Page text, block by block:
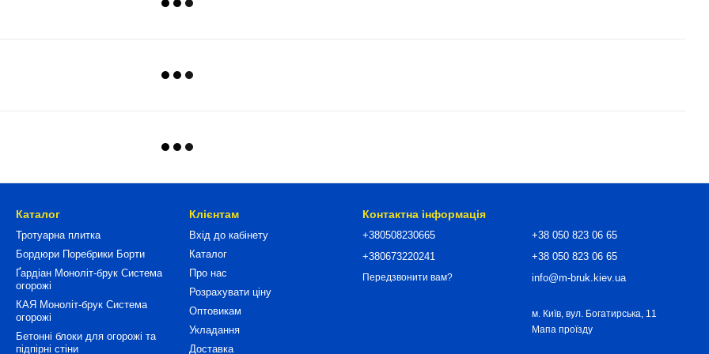
Каталог
Тротуарна плитка
Бордюри Поребрики Борти
Ґардіан Моноліт-брук Система
огорожі
КАЯ Моноліт-брук Система
огорожі
Бетонні блоки для огорожі та
підпірні стіни
Клієнтам
Вхід до кабінету
Каталог
Про нас
Розрахувати ціну
Оптовикам
Укладання
Доставка
Контактна інформація
+380508230665
+380673220241
Передзвонити вам?
+38 050 823 06 65
+38 050 823 06 65
info@m-bruk.kiev.ua
м. Київ, вул. Богатирська, 11
Мапа проїзду